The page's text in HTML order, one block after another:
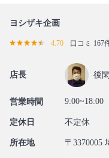
ヨシザキ企画
4.70 口コミ 167
店長 後
営業時間 9:00~18:00
定休日 不定休
所在地 〒3370005